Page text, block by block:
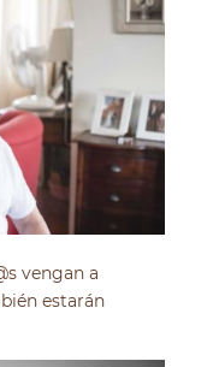
vengan a
estarán